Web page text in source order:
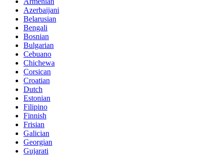
Azerbaijani
Belarusian
Bengali
Bosnian
Bulgarian
Cebuano
Chichewa
Corsican
Croatian
Dutch
Estonian
Filipino
Finnish
Frisian
Galician
Georgian
Gujarati